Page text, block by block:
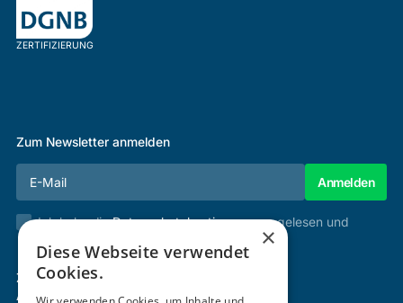
ZERTIFIZIERUNG
Zum Newsletter anmelden
Ich habe dieDatenschutzbestimmungengelesen und
Zertifizierung & Verifikation
Akademie
×
Diese Webseite verwendet
Cookies.